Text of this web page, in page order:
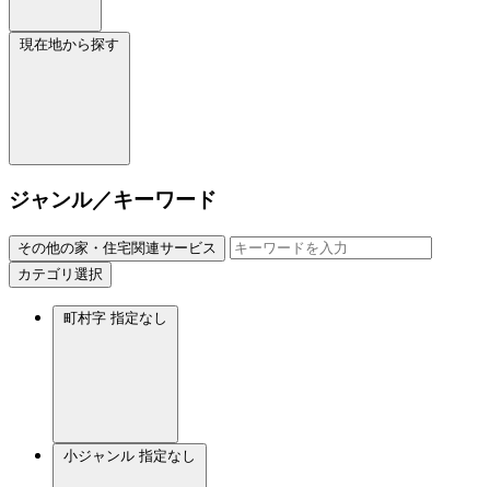
現在地から探す
ジャンル／キーワード
その他の家・住宅関連サービス
カテゴリ選択
町村字 指定なし
小ジャンル 指定なし